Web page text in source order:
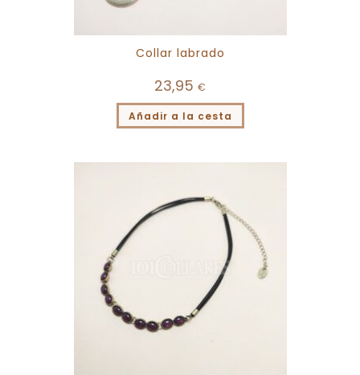
Collar labrado
23,95 €
Añadir a la cesta